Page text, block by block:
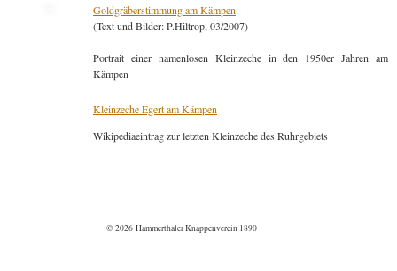
Goldgräberstimmung am Kämpen
(Text und Bilder: P.Hiltrop, 03/2007)
Portrait einer namenlosen Kleinzeche in den 1950er Jahren am
Kämpen
Kleinzeche Egert am Kämpen
Wikipediaeintrag zur letzten Kleinzeche des Ruhrgebiets
© 2026 Hammerthaler Knappenverein 1890